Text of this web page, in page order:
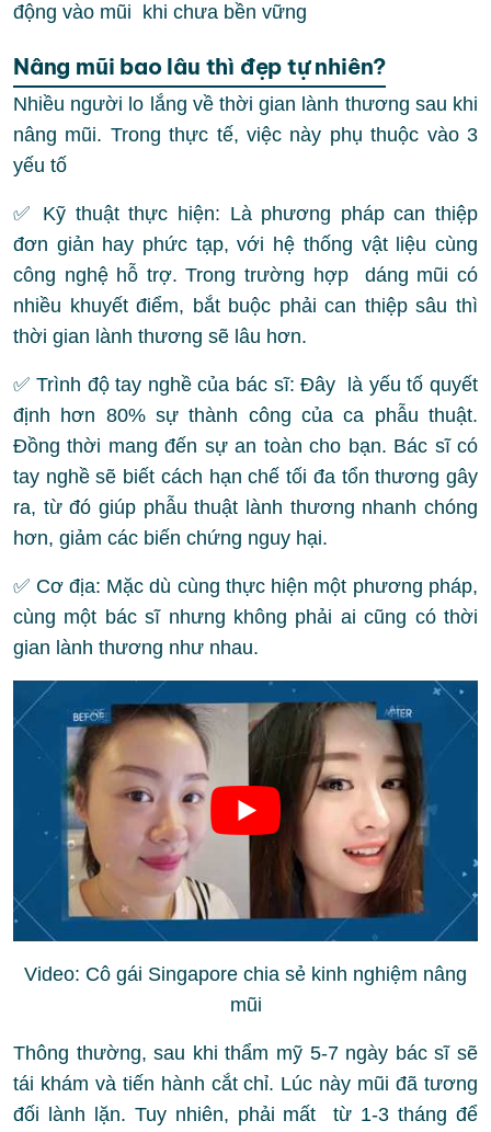
động vào mũi khi chưa bền vững
Nâng mũi bao lâu thì đẹp tự nhiên?
Nhiều người lo lắng về thời gian lành thương sau khi
nâng mũi. Trong thực tế, việc này phụ thuộc vào 3
yếu tố
✅ Kỹ thuật thực hiện: Là phương pháp can thiệp
đơn giản hay phức tạp, với hệ thống vật liệu cùng
công nghệ hỗ trợ. Trong trường hợp dáng mũi có
nhiều khuyết điểm, bắt buộc phải can thiệp sâu thì
thời gian lành thương sẽ lâu hơn.
✅ Trình độ tay nghề của bác sĩ: Đây là yếu tố quyết
định hơn 80% sự thành công của ca phẫu thuật.
Đồng thời mang đến sự an toàn cho bạn. Bác sĩ có
tay nghề sẽ biết cách hạn chế tối đa tổn thương gây
ra, từ đó giúp phẫu thuật lành thương nhanh chóng
hơn, giảm các biến chứng nguy hại.
✅ Cơ địa: Mặc dù cùng thực hiện một phương pháp,
cùng một bác sĩ nhưng không phải ai cũng có thời
gian lành thương như nhau.
Video: Cô gái Singapore chia sẻ kinh nghiệm nâng
mũi
Thông thường, sau khi thẩm mỹ 5-7 ngày bác sĩ sẽ
tái khám và tiến hành cắt chỉ. Lúc này mũi đã tương
đối lành lặn. Tuy nhiên, phải mất từ 1-3 tháng để